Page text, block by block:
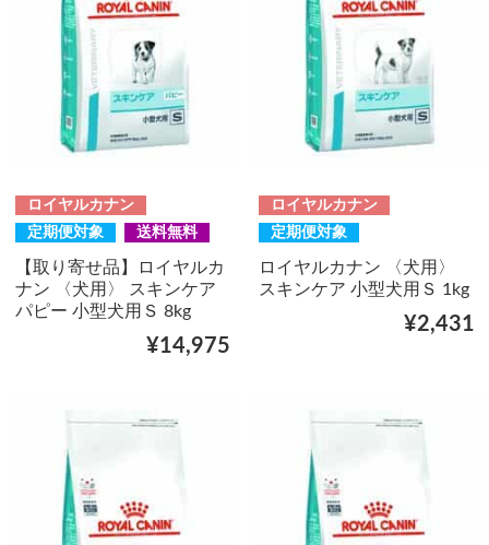
ロイヤルカナン
定期便対象
送料無料
【取り寄せ品】ロイヤルカ
ナン 〈犬用〉 スキンケア
パピー 小型犬用Ｓ 8kg
¥14,975
ロイヤルカナン
定期便対象
ロイヤルカナン 〈犬用〉
スキンケア 小型犬用Ｓ 1kg
¥2,431